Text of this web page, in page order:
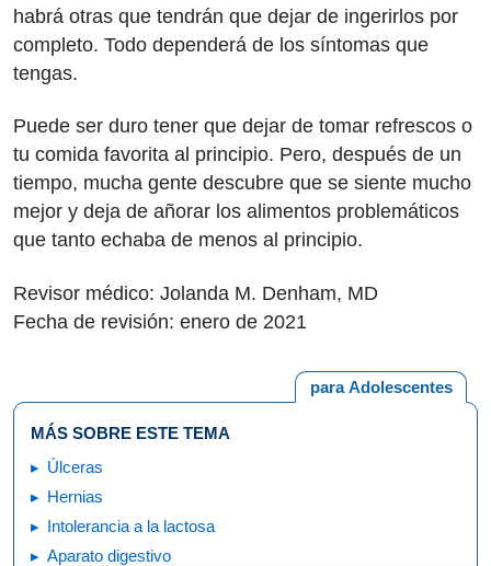
habrá otras que tendrán que dejar de ingerirlos por
completo. Todo dependerá de los síntomas que
tengas.
Puede ser duro tener que dejar de tomar refrescos o
tu comida favorita al principio. Pero, después de un
tiempo, mucha gente descubre que se siente mucho
mejor y deja de añorar los alimentos problemáticos
que tanto echaba de menos al principio.
Revisor médico: Jolanda M. Denham, MD
Fecha de revisión: enero de 2021
para Adolescentes
MÁS SOBRE ESTE TEMA
Úlceras
Hernias
Intolerancia a la lactosa
Aparato digestivo